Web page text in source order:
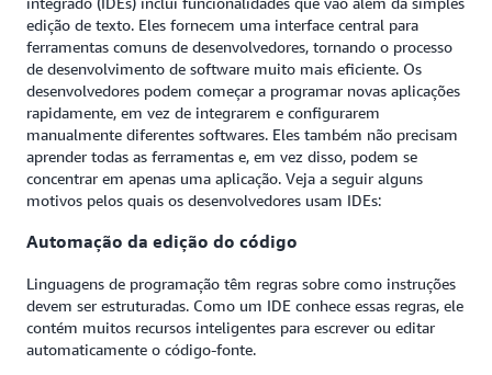
edição de texto. Eles fornecem uma interface central para
ferramentas comuns de desenvolvedores, tornando o processo
de desenvolvimento de software muito mais eficiente. Os
desenvolvedores podem começar a programar novas aplicações
rapidamente, em vez de integrarem e configurarem
manualmente diferentes softwares. Eles também não precisam
aprender todas as ferramentas e, em vez disso, podem se
concentrar em apenas uma aplicação. Veja a seguir alguns
motivos pelos quais os desenvolvedores usam IDEs:
Automação da edição do código
Linguagens de programação têm regras sobre como instruções
devem ser estruturadas. Como um IDE conhece essas regras, ele
contém muitos recursos inteligentes para escrever ou editar
automaticamente o código-fonte.